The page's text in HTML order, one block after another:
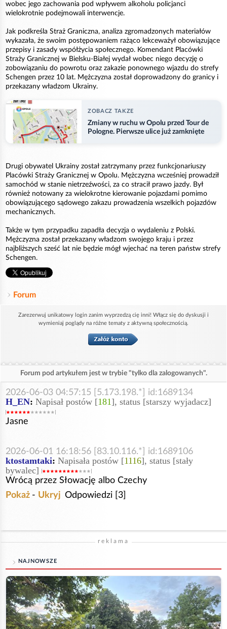
wobec jego zachowania pod wpływem alkoholu policjanci
wielokrotnie podejmowali interwencje.
Jak podkreśla Straż Graniczna, analiza zgromadzonych materiałów
wykazała, że swoim postępowaniem rażąco lekceważył obowiązujące
przepisy i zasady współżycia społecznego. Komendant Placówki
Straży Granicznej w Bielsku-Białej wydał wobec niego decyzję o
zobowiązaniu do powrotu oraz zakazie ponownego wjazdu do strefy
Schengen przez 10 lat. Mężczyzna został doprowadzony do granicy i
przekazany władzom Ukrainy.
ZOBACZ TAKZE
Zmiany w ruchu w Opolu przed Tour de
Pologne. Pierwsze ulice już zamknięte
Drugi obywatel Ukrainy został zatrzymany przez funkcjonariuszy
Placówki Straży Granicznej w Opolu. Mężczyzna wcześniej prowadził
samochód w stanie nietrzeźwości, za co stracił prawo jazdy. Był
również notowany za wielokrotne kierowanie pojazdami pomimo
obowiązującego sądowego zakazu prowadzenia wszelkich pojazdów
mechanicznych.
Także w tym przypadku zapadła decyzja o wydaleniu z Polski.
Mężczyzna został przekazany władzom swojego kraju i przez
najbliższych sześć lat nie będzie mógł wjechać na teren państw strefy
Schengen.
Forum
Zarezerwuj unikatowy login zanim wyprzedzą cię inni! Włącz się do dyskusji i
wymieniaj poglądy na różne tematy z aktywną społecznością.
Forum pod artykułem jest w trybie "tylko dla zalogowanych".
2026-06-03 04:57:15 [5.173.198.*] id:1689134
H_EN: Napisał postów [181], status [starszy wyjadacz]
Jasne
2026-06-01 16:18:56 [83.10.116.*] id:1689106
ktostamtaki: Napisała postów [1116], status [stały
bywalec]
Wrócą przez Słowację albo Czechy
Pokaż - Ukryj Odpowiedzi [3]
reklama
NAJNOWSZE